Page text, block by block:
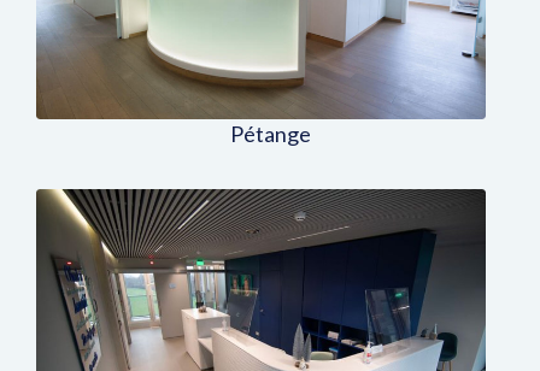
Pétange
Centre Médico-Dentaire à
Kayl/Tétange